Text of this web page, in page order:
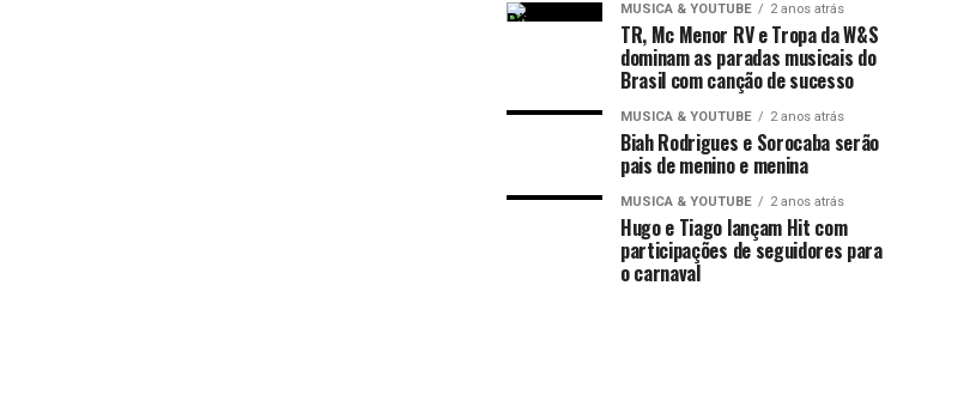
MUSICA & YOUTUBE 2 anos atrás
TR, Mc Menor RV e Tropa da W&S
dominam as paradas musicais do
Brasil com canção de sucesso
MUSICA & YOUTUBE 2 anos atrás
Biah Rodrigues e Sorocaba serão
pais de menino e menina
MUSICA & YOUTUBE 2 anos atrás
Hugo e Tiago lançam Hit com
participações de seguidores para
o carnaval